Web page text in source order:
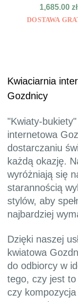
1,685.00zł
DOSTAWA
Kwiaciarnia
Gozdnicy
"Kwiaty-
internetowa
dostarczaniu
każdą okazję.
wyróżniają się
starannością
stylów, aby
najbardziej
Dzięki naszej
kwiatowa
do odbiorcy w
tego, czy jest
czy